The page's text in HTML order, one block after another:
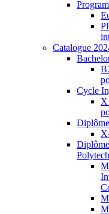
Catalogue
Cycle
X